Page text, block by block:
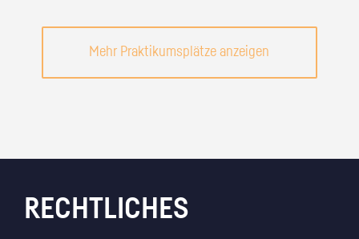
Mehr Praktikumsplätze anzeigen
RECHTLICHES